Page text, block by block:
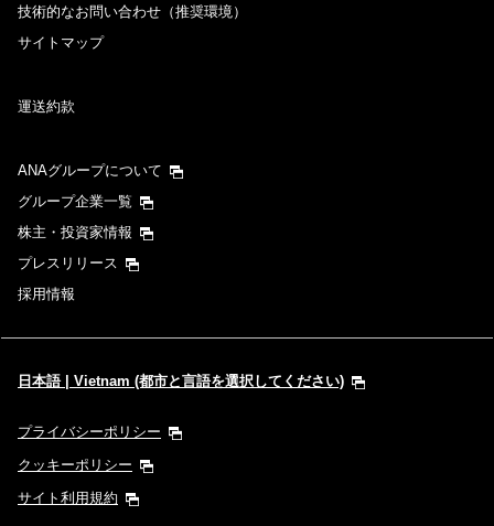
技術的なお問い合わせ（推奨環境）
サイトマップ
運送約款
ANAグループについて
グループ企業一覧
株主・投資家情報
プレスリリース
採用情報
日本語 | Vietnam (都市と言語を選択してください)
プライバシーポリシー
クッキーポリシー
サイト利用規約